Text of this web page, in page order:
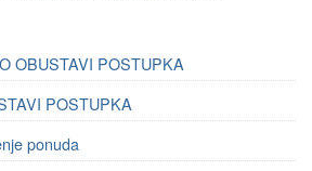
OBUSTAVI POSTUPKA
POSTUPKA
ponuda